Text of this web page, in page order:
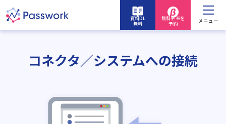
資料DL
無料
無料デモを
予約
メニュー
コネクタ／システムへの接続